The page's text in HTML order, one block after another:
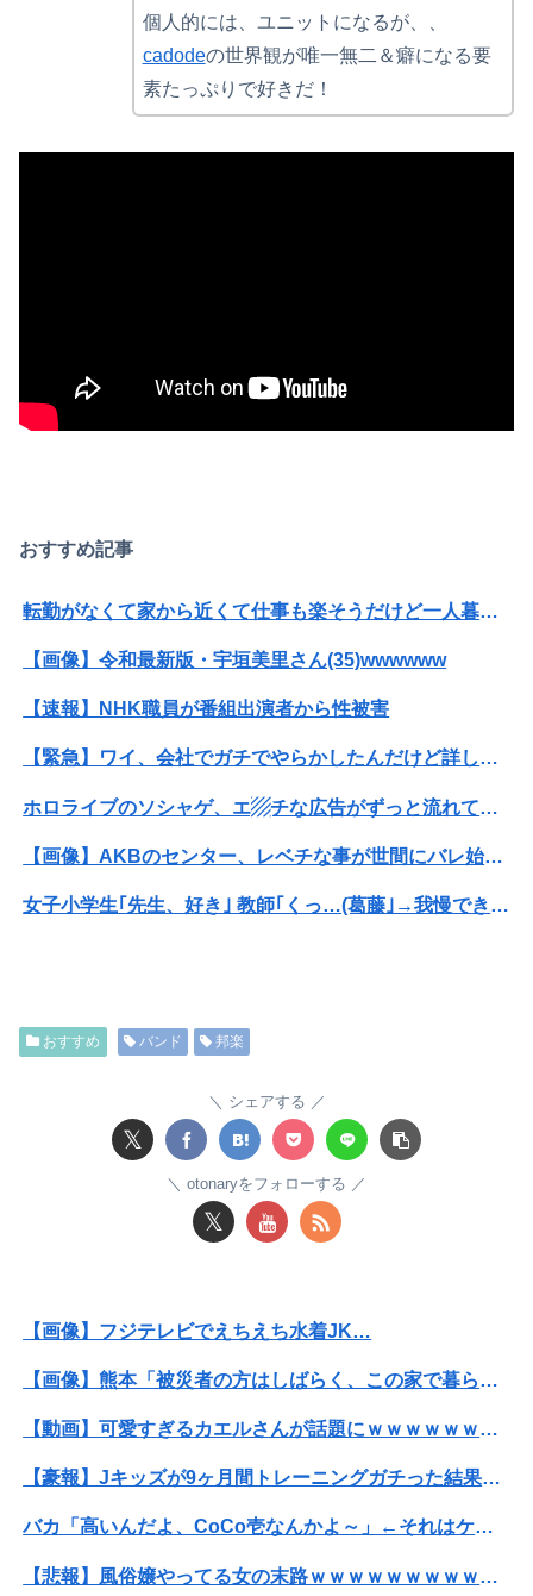
個人的には、ユニットになるが、、
cadodeの世界観が唯一無二＆癖になる要
素たっぷりで好きだ！
おすすめ記事
転勤がなくて家から近くて仕事も楽そうだけど一人暮らしするチャンスを逃してずっと実家暮らしになりそう
【画像】令和最新版・宇垣美里さん(35)wwwwww
【速報】NHK職員が番組出演者から性被害
【緊急】ワイ、会社でガチでやらかしたんだけど詳しいやつ来て・・・・・・
ホロライブのソシャゲ、エ▨チな広告がずっと流れてくる
【画像】AKBのセンター、レベチな事が世間にバレ始めるｗｗｗｗｗｗｗ
女子小学生｢先生、好き｣ 教師｢くっ…(葛藤｣→我慢できずハメ撮りカーセックスして教員免許剥奪
【訃報】人気Vtuberの犬、19歳で死去
松のや「ママ応援企画」がなぜ許されない？「窮屈な世の中」に住む不幸、「尊重し合える社会」は遠ざかる一方
【画像】フジテレビでえちえち水着JK…
【悲報】菊地亜美「夫は日本で仕事、私と子供はマレーシア、夫は毎月会いに来る」←これどう思う？
おすすめ バンド 邦楽
シェアする
𝕏
otonaryをフォローする
𝕏
【画像】フジテレビでえちえち水着JK…
【画像】熊本「被災者の方はしばらく、この家で暮らしてくださいね」
【動画】可愛すぎるカエルさんが話題にｗｗｗｗｗｗｗｗ
【豪報】Jキッズが9ヶ月間トレーニングガチった結果が凄まじすぎると界隈で話題に
バカ「高いんだよ、CoCo壱なんかよ～」←それはケチって素のカレー頼んじゃった奴の戯言だろマヌケがｗｗ
【悲報】風俗嬢やってる女の末路ｗｗｗｗｗｗｗｗｗｗｗ